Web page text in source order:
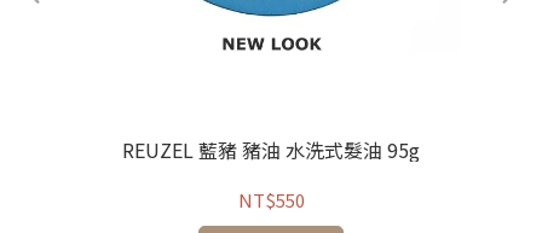
REUZEL 藍豬 豬油 水洗式髮油 95g
NT$550